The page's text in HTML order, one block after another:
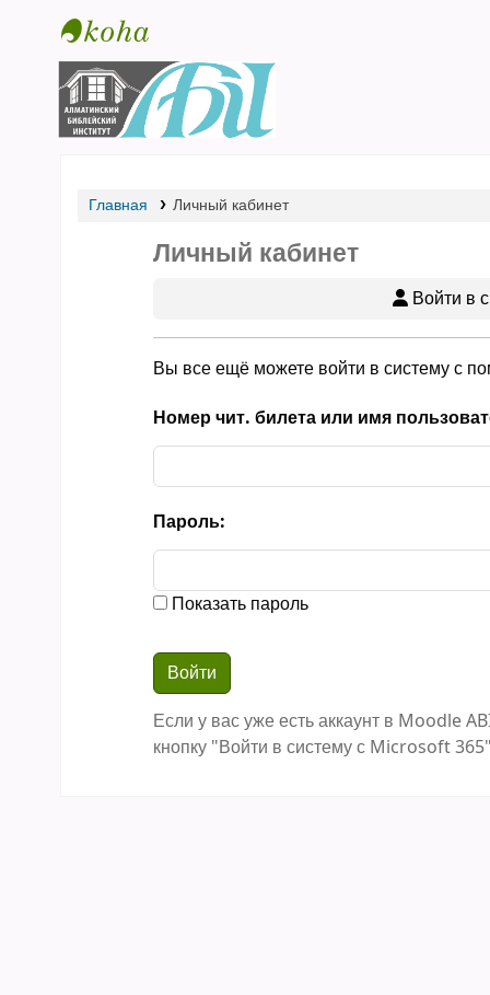
Библиотека АБИ
Главная Личный кабинет
Личный кабинет
Войти в
Вы все ещё можете войти в систему с
Номер чит. билета или имя
Пароль:
Показать пароль
Если у вас уже есть аккаунт в Moodle
кнопку "Войти в систему с Microsoft